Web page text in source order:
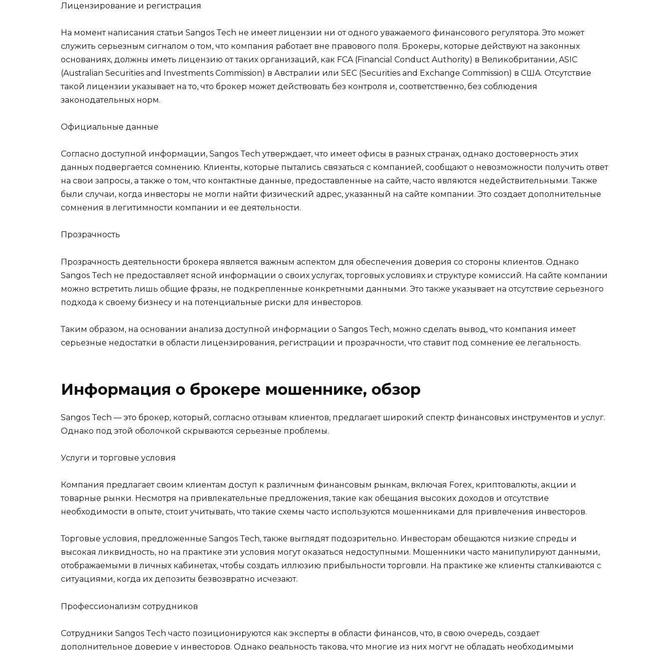
Лицензирование и регистрация
На момент написания статьи Sangos Tech не имеет лицензии ни от одного уважаемого финансового регулятора. Это может
служить серьезным сигналом о том, что компания работает вне правового поля. Брокеры, которые действуют на законных
основаниях, должны иметь лицензию от таких организаций, как FCA (Financial Conduct Authority) в Великобритании, ASIC
(Australian Securities and Investments Commission) в Австралии или SEC (Securities and Exchange Commission) в США. Отсутствие
такой лицензии указывает на то, что брокер может действовать без контроля и, соответственно, без соблюдения
законодательных норм.
Официальные данные
Согласно доступной информации, Sangos Tech утверждает, что имеет офисы в разных странах, однако достоверность этих
данных подвергается сомнению. Клиенты, которые пытались связаться с компанией, сообщают о невозможности получить ответ
на свои запросы, а также о том, что контактные данные, предоставленные на сайте, часто являются недействительными. Также
были случаи, когда инвесторы не могли найти физический адрес, указанный на сайте компании. Это создает дополнительные
сомнения в легитимности компании и ее деятельности.
Прозрачность
Прозрачность деятельности брокера является важным аспектом для обеспечения доверия со стороны клиентов. Однако
Sangos Tech не предоставляет ясной информации о своих услугах, торговых условиях и структуре комиссий. На сайте компании
можно встретить лишь общие фразы, не подкрепленные конкретными данными. Это также указывает на отсутствие серьезного
подхода к своему бизнесу и на потенциальные риски для инвесторов.
Таким образом, на основании анализа доступной информации о Sangos Tech, можно сделать вывод, что компания имеет
серьезные недостатки в области лицензирования, регистрации и прозрачности, что ставит под сомнение ее легальность.
Информация о брокере мошеннике, обзор
Sangos Tech — это брокер, который, согласно отзывам клиентов, предлагает широкий спектр финансовых инструментов и услуг.
Однако под этой оболочкой скрываются серьезные проблемы.
Услуги и торговые условия
Компания предлагает своим клиентам доступ к различным финансовым рынкам, включая Forex, криптовалюты, акции и
товарные рынки. Несмотря на привлекательные предложения, такие как обещания высоких доходов и отсутствие
необходимости в опыте, стоит учитывать, что такие схемы часто используются мошенниками для привлечения инвесторов.
Торговые условия, предложенные Sangos Tech, также выглядят подозрительно. Инвесторам обещаются низкие спреды и
высокая ликвидность, но на практике эти условия могут оказаться недоступными. Мошенники часто манипулируют данными,
отображаемыми в личных кабинетах, чтобы создать иллюзию прибыльности торговли. На практике же клиенты сталкиваются с
ситуациями, когда их депозиты безвозвратно исчезают.
Профессионализм сотрудников
Сотрудники Sangos Tech часто позиционируются как эксперты в области финансов, что, в свою очередь, создает
дополнительное доверие у инвесторов. Однако реальность такова, что многие из них могут не обладать необходимыми